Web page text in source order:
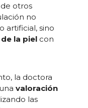
otros
no
artificial, sino
la pielcon
la doctora
valoración
las